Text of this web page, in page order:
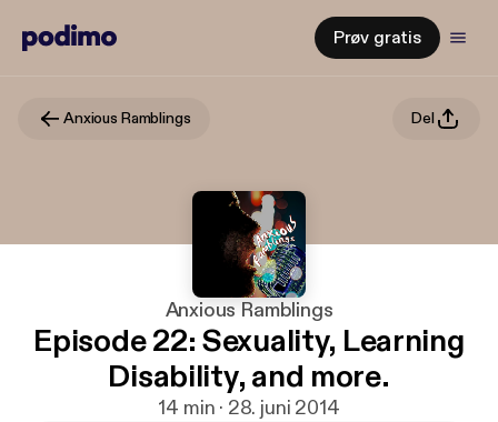
Prøv gratis
Anxious Ramblings Del
Anxious Ramblings
Episode 22: Sexuality, Learning
Disability, and more.
14 min · 28. juni 2014